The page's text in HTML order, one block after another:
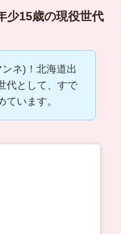
少15歳の現役世代
ネ)！北海道出
代として、すで
ています。